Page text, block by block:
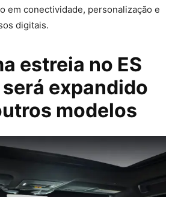
em conectividade, personalização e
digitais.
estreia no ES
expandido
modelos